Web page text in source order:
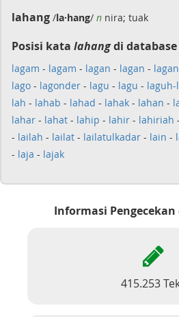
lahang /la·hang/ n nira; tuak
Posisi kata lahangdi database
lagam - lagam - lagan - lagan -
lago - lagonder - lagu - lagu - laguh-
lah - lahab - lahad - lahak - lahan -
lahar - lahat - lahip - lahir - lahiriah -
- lailah - lailat - lailatulkadar - lain -
- laja - lajak
Informasi
415.253